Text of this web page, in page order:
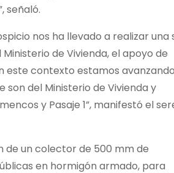
señaló.
nos ha llevado a realizar una
de Vivienda, el apoyo de
este contexto estamos
son del Ministerio de Vivienda y
y Pasaje 1”, manifestó el
de un colector de 500 mm de
en hormigón armado, para